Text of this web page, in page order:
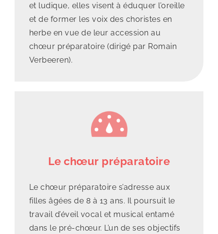
et ludique, elles visent à éduquer l’oreille
et de former les voix des choristes en
herbe en vue de leur accession au
chœur préparatoire (dirigé par Romain
Verbeeren).
Le chœur préparatoire
Lechœur préparatoire s’adresse aux
filles âgées de 8 à 13 ans. Il poursuit le
travail d’éveil vocal et musical entamé
dans le pré-chœur. L’un de ses objectifs